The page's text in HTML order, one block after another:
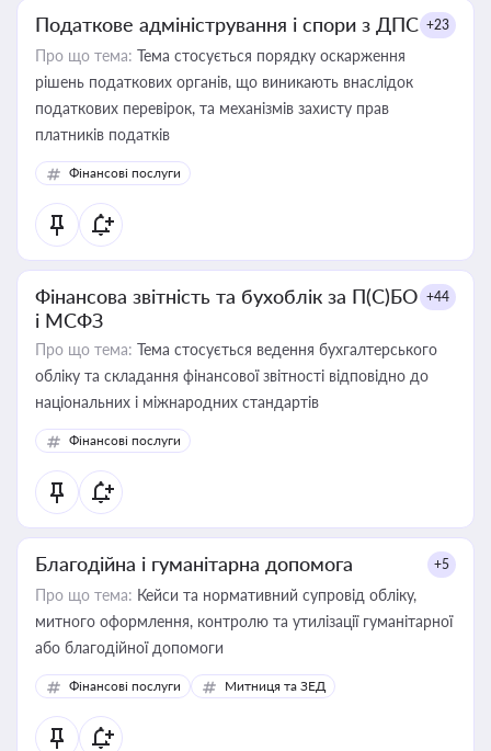
Податкове адміністрування і спори з ДПС +23
Про що тема: Тема стосується порядку оскарження
рішень податкових органів, що виникають внаслідок
податкових перевірок, та механізмів захисту прав
платників податків
Фінансові послуги
Фінансова звітність та бухоблік за П(С)БО
і МСФЗ
+44
Про що тема: Тема стосується ведення бухгалтерського
обліку та складання фінансової звітності відповідно до
національних і міжнародних стандартів
Фінансові послуги
Благодійна і гуманітарна допомога +5
Про що тема: Кейси та нормативний супровід обліку,
митного оформлення, контролю та утилізації гуманітарної
або благодійної допомоги
Фінансові послуги Митниця та ЗЕД